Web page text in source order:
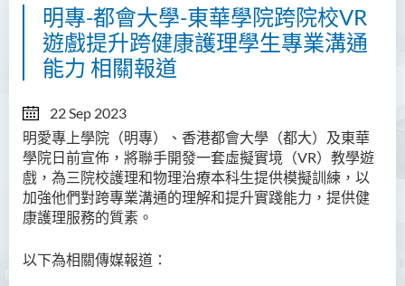
明專-都會大學-東華學院跨院校VR
遊戲提升跨健康護理學生專業溝通
能力 相關報道
22 Sep 2023
明愛專上學院（明專）、香港都會大學（都大）及東華
學院日前宣佈，將聯手開發一套虛擬實境（VR）教學遊
戲，為三院校護理和物理治療本科生提供模擬訓練，以
加強他們對跨專業溝通的理解和提升實踐能力，提供健
康護理服務的質素。
以下為相關傳媒報道：